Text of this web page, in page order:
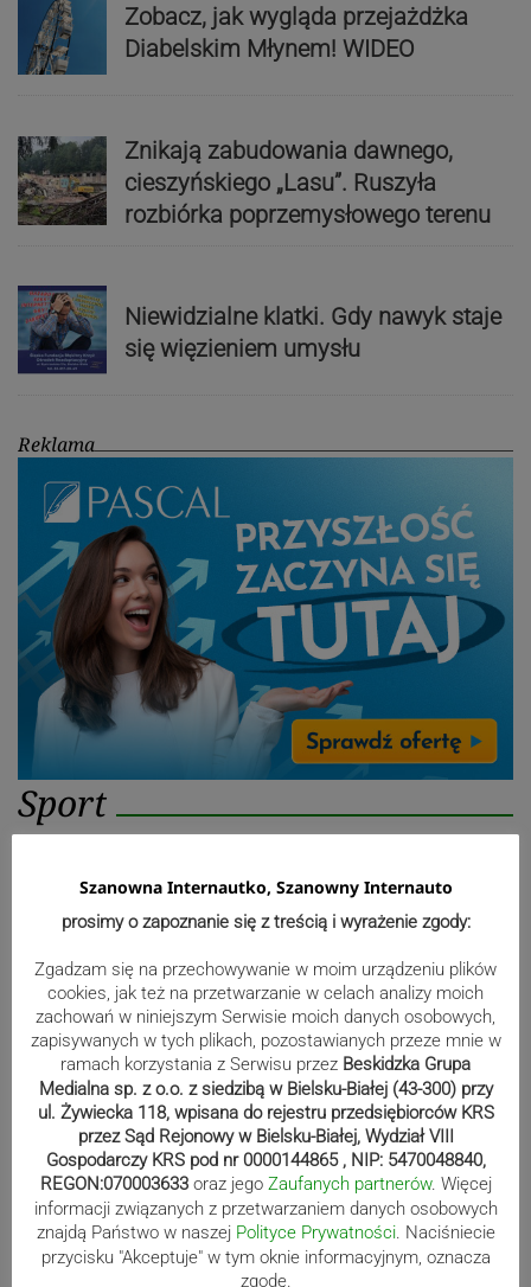
Zobacz, jak wygląda przejażdżka
Diabelskim Młynem! WIDEO
Znikają zabudowania dawnego,
cieszyńskiego „Lasu”. Ruszyła
rozbiórka poprzemysłowego terenu
Niewidzialne klatki. Gdy nawyk staje
się więzieniem umysłu
Reklama
Sport
Mistrzowie świata z MCK Żywiec!
ZDJĘCIA
Bracia Szejowie ruszają po kolejne
punkty. Liderzy mistrzostw
wystartują w Rajdzie Rzeszowskim
80-lecie Soły Kobiernice. Będzie się
działo! SZCZEGÓŁOWY PROGRAM
Szanowna Internautko, Szanowny Internauto
prosimy o zapoznanie się z treścią i wyrażenie zgody:
Zgadzam się na przechowywanie w moim urządzeniu plików
cookies, jak też na przetwarzanie w celach analizy moich
zachowań w niniejszym Serwisie moich danych osobowych,
zapisywanych w tych plikach, pozostawianych przeze mnie w
ramach korzystania z Serwisu przez Beskidzka Grupa
Medialna sp. z o.o. z siedzibą w Bielsku-Białej (43-300) przy
ul. Żywiecka 118, wpisana do rejestru przedsiębiorców KRS
przez Sąd Rejonowy w Bielsku-Białej, Wydział VIII
Gospodarczy KRS pod nr 0000144865 , NIP: 5470048840,
REGON:070003633 oraz jego Zaufanych partnerów. Więcej
informacji związanych z przetwarzaniem danych osobowych
znajdą Państwo w naszej Polityce Prywatności. Naciśniecie
przycisku "Akceptuje" w tym oknie informacyjnym, oznacza
zgodę.